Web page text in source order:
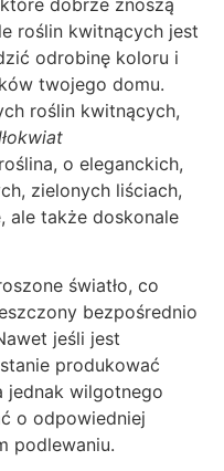
roślin kwitnących jest
odrobinę koloru i
twojego domu.
roślin kwitnących,
o eleganckich,
zielonych liściach,
ale także doskonale
światło, co
bezpośrednio
jeśli jest
produkować
jednak wilgotnego
o odpowiedniej
podlewaniu.